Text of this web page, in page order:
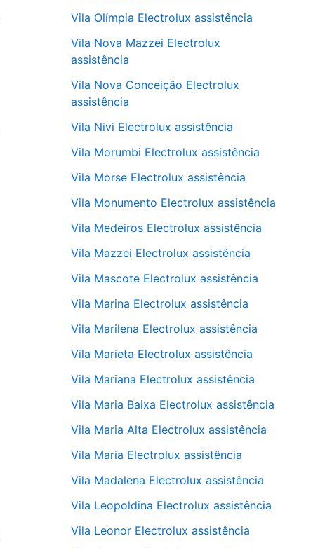
Vila Olímpia Electrolux assistência
Vila Nova Mazzei Electrolux
assistência
Vila Nova Conceição Electrolux
assistência
Vila Nivi Electrolux assistência
Vila Morumbi Electrolux assistência
Vila Morse Electrolux assistência
Vila Monumento Electrolux assistência
Vila Medeiros Electrolux assistência
Vila Mazzei Electrolux assistência
Vila Mascote Electrolux assistência
Vila Marina Electrolux assistência
Vila Marilena Electrolux assistência
Vila Marieta Electrolux assistência
Vila Mariana Electrolux assistência
Vila Maria Baixa Electrolux assistência
Vila Maria Alta Electrolux assistência
Vila Maria Electrolux assistência
Vila Madalena Electrolux assistência
Vila Leopoldina Electrolux assistência
Vila Leonor Electrolux assistência